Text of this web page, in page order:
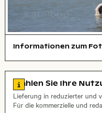
Informationen zum
, Objektiv
Zu den
Wählen Sie Ihre
Lieferung in reduzierter und
Für die kommerzielle und